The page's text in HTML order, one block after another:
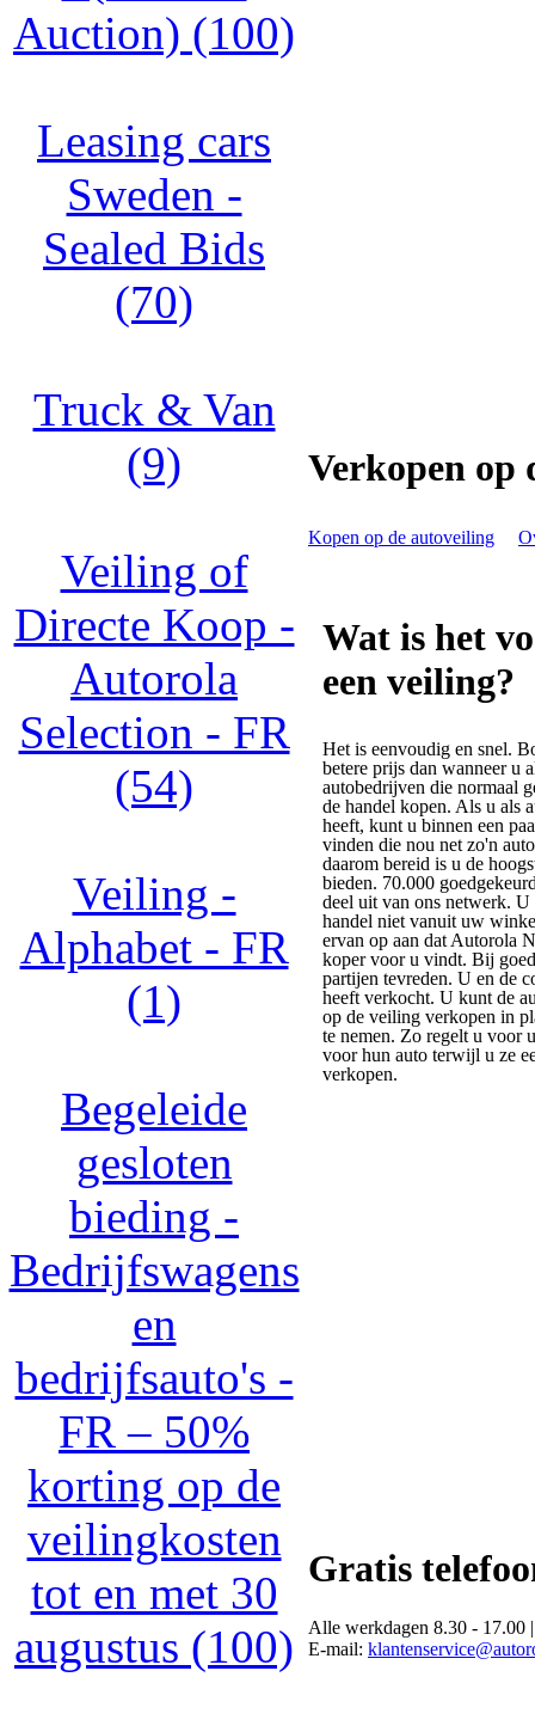
Auction) (100)
Leasing cars
Sweden -
Sealed Bids
(70)
Truck & Van
(9)
Veiling of
Directe Koop -
Autorola
Selection - FR
(54)
Veiling -
Alphabet - FR
(1)
Begeleide
gesloten
bieding -
Bedrijfswagens
en
bedrijfsauto's -
FR – 50%
korting op de
veilingkosten
tot en met 30
augustus (100)
Verkopen op
Kopen op de autoveiling
Wat is het
een veiling?
Het is eenvoudig en snel.
betere prijs dan wanneer u
autobedrijven die normaal
de handel kopen. Als u als
heeft, kunt u binnen een
vinden die nou net zo'n
daarom bereid is u de
bieden. 70.000
deel uit van ons netwerk.
handel niet vanuit uw
ervan op aan dat Autorola
koper voor u vindt. Bij
partijen tevreden. U en de
heeft verkocht. U kunt de
op de veiling verkopen in
te nemen. Zo regelt u voor
voor hun auto terwijl u ze
verkopen.
Gratis
Alle werkdagen 8.30 - 17.00
E-mail: